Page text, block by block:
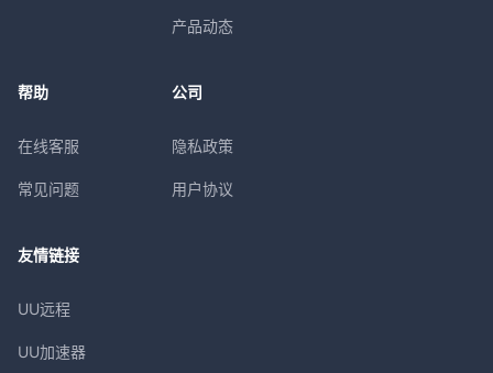
产品动态
帮助
在线客服
常见问题
公司
隐私政策
用户协议
友情链接
UU远程
UU加速器